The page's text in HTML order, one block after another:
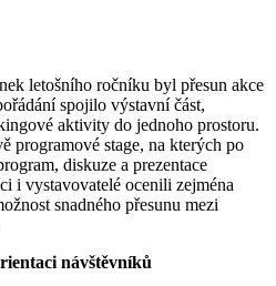
letošního ročníku byl přesun akce
spojilo výstavní část,
aktivity do jednoho prostoru.
programové stage, na kterých po
diskuze a prezentace
i vystavovatelé ocenili zejména
snadného přesunu mezi
návštěvníků